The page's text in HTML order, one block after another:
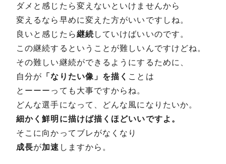
ダメと感じたら変えないといけませんから
変えるなら早めに変えた方がいいですしね。
良いと感じたら継続 していけばいいのです。
この継続するということが難しいんですけどね。
その難しい継続ができるようにするために、
自分が 「なりたい像」を描く ことは
とーーーっても大事ですからね。
どんな選手になって、どんな風になりたいか。
細かく鮮明に描けば描くほどいいですよ。
そこに向かってブレがなくなり
成長が加速 しますから。